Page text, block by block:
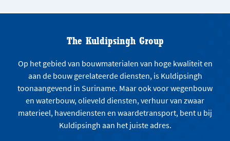
The Kuldipsingh Group
Op het gebied van bouwmaterialen van hoge kwaliteit en
aan de bouw gerelateerde diensten, is Kuldipsingh
toonaangevend in Suriname. Maar ook voor wegenbouw
en waterbouw, olieveld diensten, verhuur van zwaar
materieel, havendiensten en waardetransport, bent u bij
Kuldipsingh aan het juiste adres.